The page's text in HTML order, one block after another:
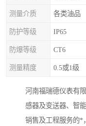
测量介质 各类油品
防护等级 IP65
防爆等级 CT6
测量精度 0.5或1级
河南福瑞德仪表有
感器及变送器、智
销售及工程服务的*